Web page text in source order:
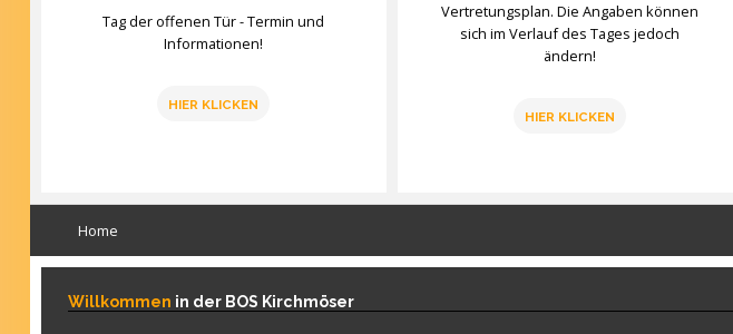
MitwirkungTag der offenen Tür - Termin und
Informationen!
HIER KLICKEN
Vertretungsplan. Die Angaben können
sich im Verlauf des Tages jedoch
ändern!
HIER KLICKEN
Home
Willkommen in der BOS Kirchmöser